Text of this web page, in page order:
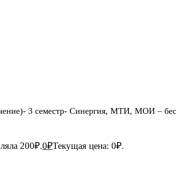
3 семестр- Синергия, МТИ, МОИ –
200₽.0₽Текущая цена: 0₽.